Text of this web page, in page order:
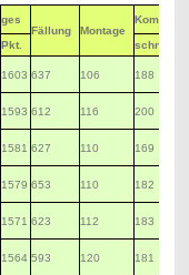
ges
Fällung
Montage
Kombi.-
Pkt. schnitte
1603 637 106 188
1593 612 116 200
1581 627 110 169
1579 653 110 182
1571 623 112 183
1564 593 120 181